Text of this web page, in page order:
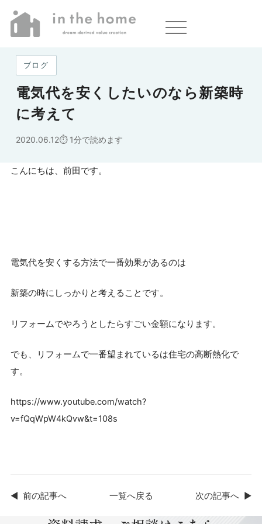
ホーム» 電気代を安くしたいのなら新築時に考えて
ブログ
電気代を安くしたいのなら新築時
に考えて
2020.06.12 1分で読めます
こんにちは、前田です。
電気代を安くする方法で一番効果があるのは
新築の時にしっかりと考えることです。
リフォームでやろうとしたらすごい金額になります。
でも、リフォームで一番望まれているは住宅の高断熱化で
す。
https://www.youtube.com/watch?
v=fQqWpW4kQvw&t=108s
◀ 前の記事へ 一覧へ戻る 次の記事へ ▶